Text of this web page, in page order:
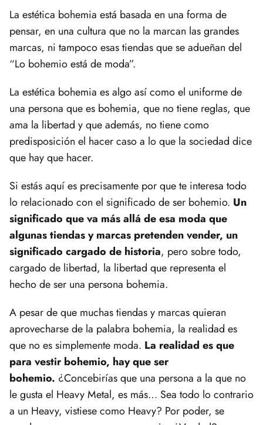
La estética bohemia está basada en una forma de
pensar, en una cultura que no la marcan las grandes
marcas, ni tampoco esas tiendas que se adueñan del
“Lo bohemio está de moda”.
La estética bohemia es algo así como el uniforme de
una persona que es bohemia, que no tiene reglas, que
ama la libertad y que además, no tiene como
predisposición el hacer caso a lo que la sociedad dice
que hay que hacer.
Si estás aquí es precisamente por que te interesa todo
lo relacionado con el significado de ser bohemio. Un
significado que va más allá de esa moda que
algunas tiendas y marcas pretenden vender, un
significado cargado de historia, pero sobre todo,
cargado de libertad, la libertad que representa el
hecho de ser una persona bohemia.
A pesar de que muchas tiendas y marcas quieran
aprovecharse de la palabra bohemia, la realidad es
que no es simplemente moda. La realidad es que
para vestir bohemio, hay que ser
bohemio. ¿Concebirías que una persona a la que no
le gusta el Heavy Metal, es más… Sea todo lo contrario
a un Heavy, vistiese como Heavy? Por poder, se